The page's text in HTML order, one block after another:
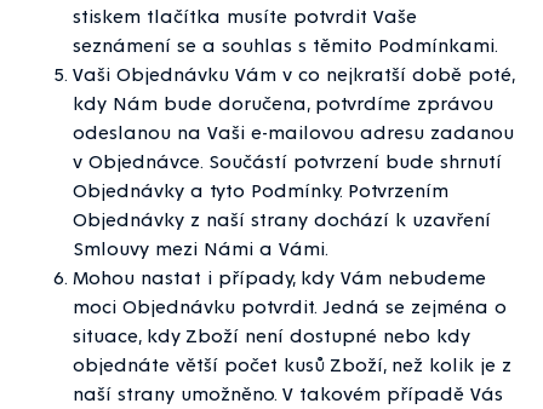
stiskem tlačítka musíte potvrdit Vaše
seznámení se a souhlas s těmito Podmínkami.
Vaši Objednávku Vám v co nejkratší době poté,
kdy Nám bude doručena, potvrdíme zprávou
odeslanou na Vaši e-mailovou adresu zadanou
v Objednávce. Součástí potvrzení bude shrnutí
Objednávky a tyto Podmínky. Potvrzením
Objednávky z naší strany dochází k uzavření
Smlouvy mezi Námi a Vámi.
Mohou nastat i případy, kdy Vám nebudeme
moci Objednávku potvrdit. Jedná se zejména o
situace, kdy Zboží není dostupné nebo kdy
objednáte větší počet kusů Zboží, než kolik je z
naší strany umožněno. V takovém případě Vás